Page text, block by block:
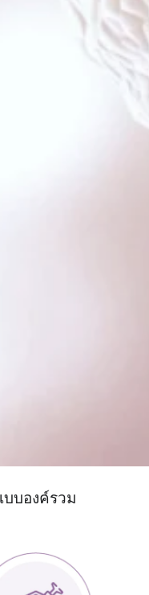
บบองค์รวม